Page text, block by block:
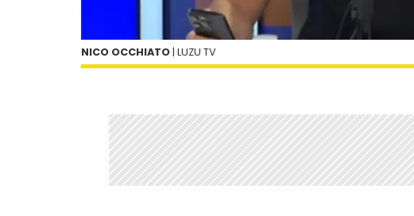
NICO OCCHIATO | LUZU TV